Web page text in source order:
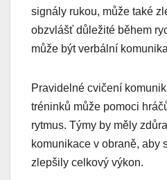
signály rukou, může také
obzvlášť důležité během
může být verbální
Pravidelné cvičení
tréninků může pomoci
rytmus. Týmy by měly
komunikace v obraně, aby
zlepšily celkový výkon.